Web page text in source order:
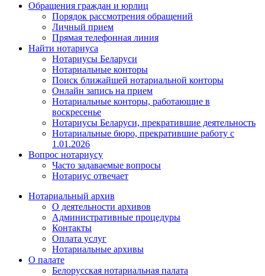
Обращения граждан и юрлиц
Порядок рассмотрения обращений
Личный прием
Прямая телефонная линия
Найти нотариуса
Нотариусы Беларуси
Нотариальные конторы
Поиск ближайшей нотариальной конторы
Онлайн запись на прием
Нотариальные конторы, работающие в
воскресенье
Нотариусы Беларуси, прекратившие деятельность
Нотариальные бюро, прекратившие работу с
1.01.2026
Вопрос нотариусу
Часто задаваемые вопросы
Нотариус отвечает
Нотариальный архив
О деятельности архивов
Административные процедуры
Контакты
Оплата услуг
Нотариальные архивы
О палате
Белорусская нотариальная палата